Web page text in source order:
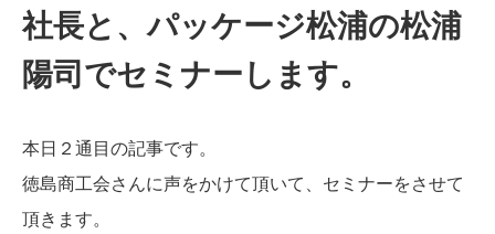
社長と、パッケージ松浦の松浦
陽司でセミナーします。
本日２通目の記事です。
徳島商工会さんに声をかけて頂いて、セミナーをさせて
頂きます。